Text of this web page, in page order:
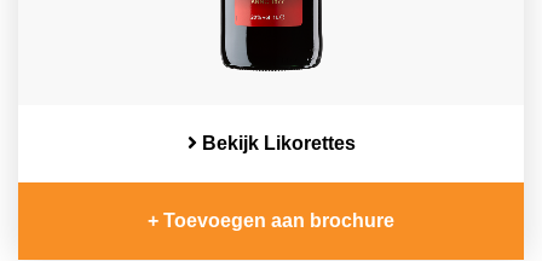
Bekijk Likorettes
+ Toevoegen aan brochure